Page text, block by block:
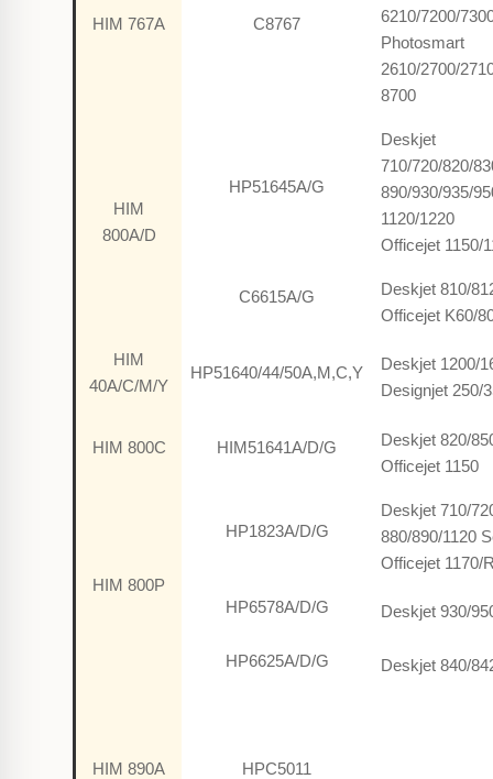
HIM 767A C8767
6210/7200/
Photosmart
2610/2700/
8700
HIM
800A/D
HP51645A/G
Deskjet
710/720/820/
890/930/935/
1120/1220
Officejet 1150/
C6615A/G
Deskjet 810/
Officejet K60/
HIM
40A/C/M/Y
HP51640/44/50A,M,C,Y
Deskjet 1200/
Designjet 250/
HIM 800C HIM51641A/D/G
Deskjet 820/
Officejet 1150
HIM 800P
HP1823A/D/G
Deskjet 710/
880/890/1120
Officejet 1170/
HP6578A/D/G Deskjet 930/
HP6625A/D/G Deskjet 840/
HIM 890A HPC5011